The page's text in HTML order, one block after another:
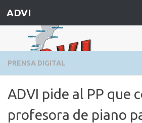
Saltar al contenido
ADVI
PRENSA DIGITAL
ADVI pide al PP que
profesora de piano